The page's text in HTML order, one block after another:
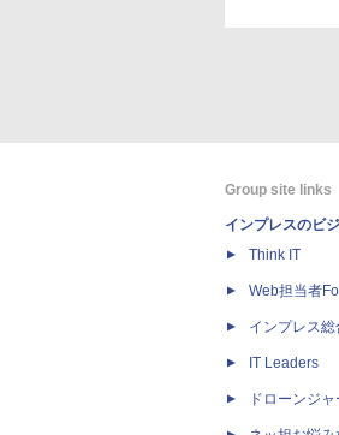
Group site links
インプレスのビ
Think IT
Web担当者
インプレス
IT Leaders
ドローンジ